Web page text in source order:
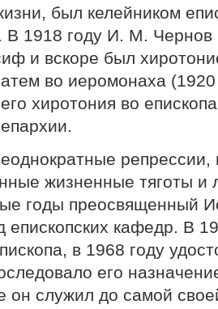
был келейником
В 1918 году И. М. Чернов
и вскоре был
во иеромонаха
хиротония во
репрессии,
жизненные тяготы и
годы преосвященный
епископских кафедр. В
в 1968 году
его
он служил до самой